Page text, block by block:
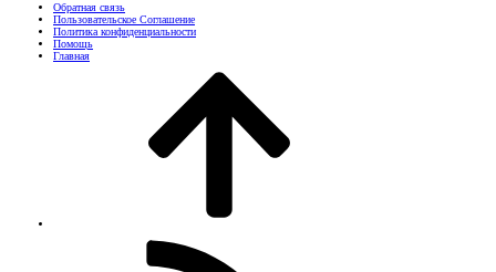
Обратная связь
Пользовательское Соглашение
Политика конфиденциальности
Помощь
Главная